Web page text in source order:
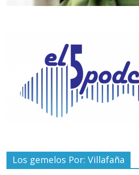
Los gemelos Por: Villafaña